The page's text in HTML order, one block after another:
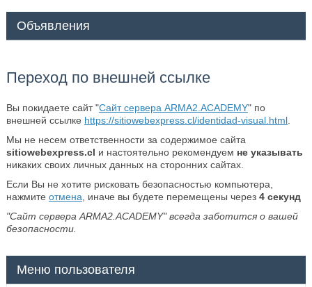
Объявления
Переход по внешней ссылке
Вы покидаете сайт "Сайт сервера ARMA2.ACADEMY" по
внешней ссылке https://sitiowebexpress.cl/identidad-visual.html.
Мы не несем ответственности за содержимое сайта
sitiowebexpress.cl и настоятельно рекомендуем не указывать
никаких своих личных данных на сторонних сайтах.
Если Вы не хотите рисковать безопасностью компьютера,
нажмите отмена , иначе вы будете перемещены через 4секунд
"Сайт сервера ARMA2.ACADEMY" всегда заботится о вашей
безопасности.
Меню пользователя